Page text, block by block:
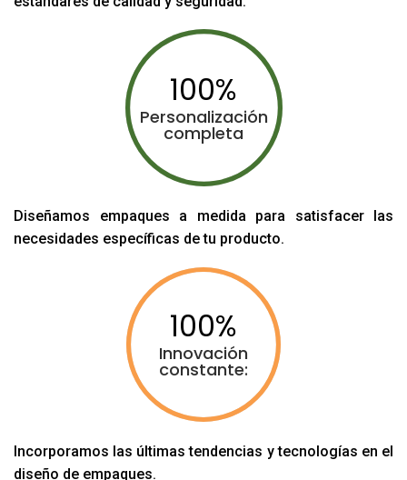
100
Personalización
completa
Diseñamos empaques a medida para satisfacer las
necesidades específicas de tu producto.
100
Innovación
constante:
Incorporamos las últimas tendencias y tecnologías en el
diseño de empaques.